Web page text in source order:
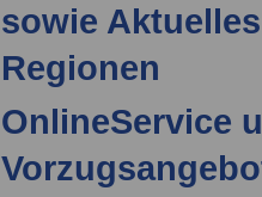
sowie
Regionen
OnlineService